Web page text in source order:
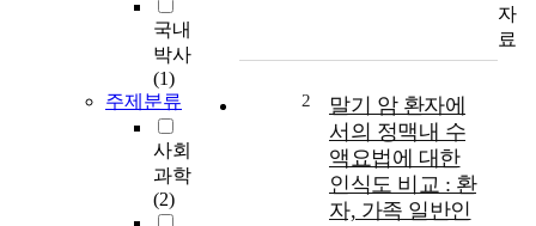
국내
박사
(1)
주제분류
사회
과학
(2)
2
말기 암 환자에
서의 정맥내 수
액요법에 대한
인식도 비교 : 환
자, 가족 일반인
자
료